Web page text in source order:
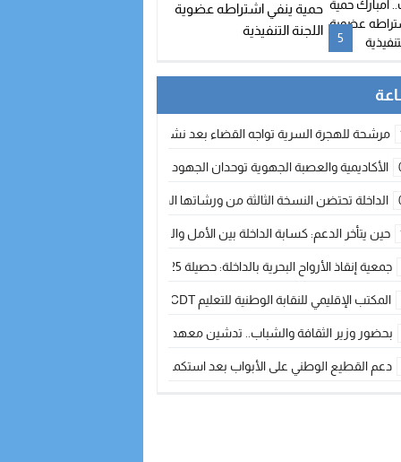
5
حمية ينفي اشتراطه عضوية
اللجنة التنفيذية
مرشحة للهجرة السرية تواجه القضاء بعد نشر معطيات مضللة
الأكاديمية والعصبة الجهوية توحدان الجهود لتطوير الممارسة الكروية بجهة
الداخلة تحتضن النسخة الثالثة من ورشاتها الدولية: تكوين متخصص في التراث
حين يتأخر الدعم: كسابة الداخلة بين الأمل والقلق ؟
جمعية إنقاذ الأرواح البحرية بالداخلة: حصيلة 2025 بين مهام الإنقاذ ومشروع “دار البحار”
المكتب الإقليمي للنقابة الوطنية للتعليم CDT يجتمع مع المدير الإقليمي لمناقشة ملفات جوهرية لنساء ورجال التعليم
بحضور وزير الثقافة والشباب.. تدشين معهد الموسيقى والفنون الكوريغرافية بالداخلة
دعم القطيع الوطني على الأبواب بعد استكمال الترقيم… الفلاحة المغربية